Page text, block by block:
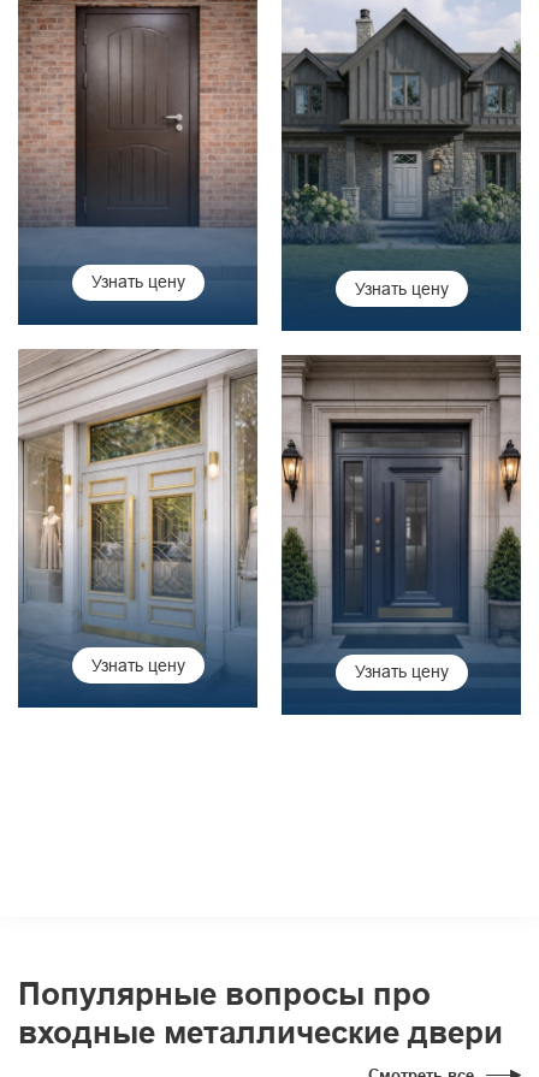
Узнать цену Узнать цену
Узнать цену Узнать цену
Популярные вопросы про
входные металлические двери